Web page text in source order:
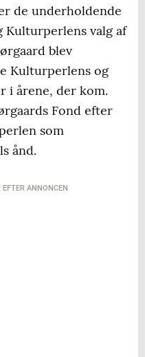
de underholdende
valg af
blev
Kulturperlens og
i årene, der kom.
Fond efter
som
ånd.
ANNONCEN